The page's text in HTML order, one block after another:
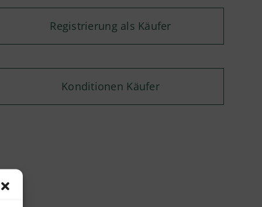
Registrierung als Käufer
Konditionen Käufer